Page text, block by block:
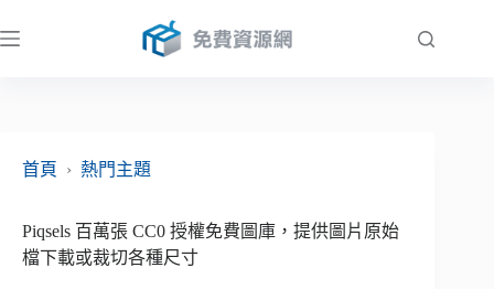
至
首頁
› 熱門主題
Piqsels 百萬張 CC0 授權免費圖庫，提供圖片原始
檔下載或裁切各種尺寸